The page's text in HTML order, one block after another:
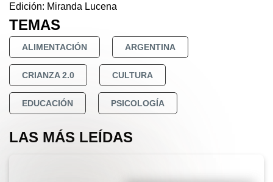
Edición: Miranda Lucena
TEMAS
ALIMENTACIÓN ARGENTINA
CRIANZA 2.0 CULTURA
EDUCACIÓN PSICOLOGÍA
LAS MÁS LEÍDAS